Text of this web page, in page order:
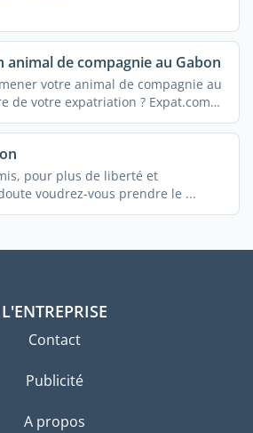
animal de compagnie au Gabon
votre animal de compagnie au
de votre expatriation ? Expat.com
pour plus de liberté et
voudrez-vous prendre le ...
L'ENTREPRISE
Contact
Publicité
A propos